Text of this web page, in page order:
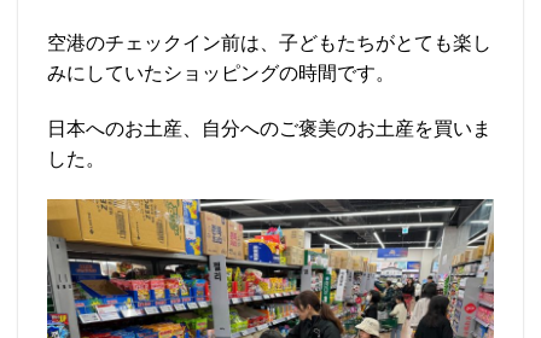
空港のチェックイン前は、子どもたちがとても楽し
みにしていたショッピングの時間です。
日本へのお土産、自分へのご褒美のお土産を買いま
した。